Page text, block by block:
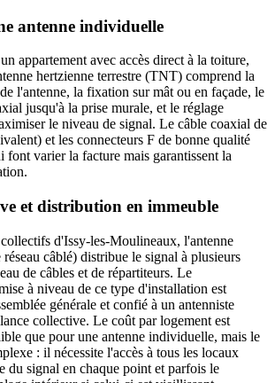
antenne individuelle
appartement avec accès direct à la toiture,
hertzienne terrestre (TNT) comprend la
l'antenne, la fixation sur mât ou en façade, le
jusqu'à la prise murale, et le réglage
le niveau de signal. Le câble coaxial de
et les connecteurs F de bonne qualité
font varier la facture mais garantissent la
et distribution en immeuble
d'Issy-les-Moulineaux, l'antenne
câblé) distribue le signal à plusieurs
de câbles et de répartiteurs. Le
à niveau de ce type d'installation est
générale et confié à un antenniste
collective. Le coût par logement est
que pour une antenne individuelle, mais le
: il nécessite l'accès à tous les locaux
du signal en chaque point et parfois le